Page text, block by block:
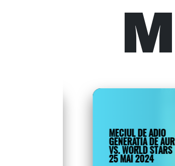
MECIUL DE ADIO
GENERAȚIA DE AUR
VS. WORLD STARS
25 MAI 2024